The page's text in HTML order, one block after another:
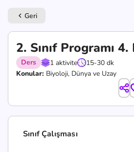
keyboard_arrow_left Geri
2. Sınıf Programı
Ders 1 aktivite
15-30 dk
Konular: Biyoloji, Dünya ve Uzay
Sınıf Çalışması